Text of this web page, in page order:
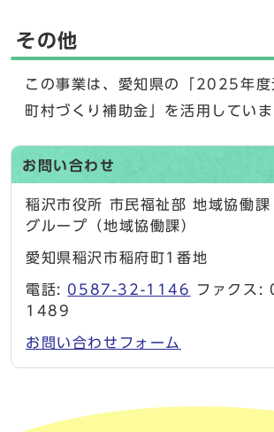
その他
この事業は、愛知県の「2025年度
町村づくり補助金」を活用していま
お問い合わせ
稲沢市役所 市民福祉部 地域協働課
グループ（地域協働課）
愛知県稲沢市稲府町1番地
電話: 0587-32-1146
ファクス
1489
お問い合わせフォーム